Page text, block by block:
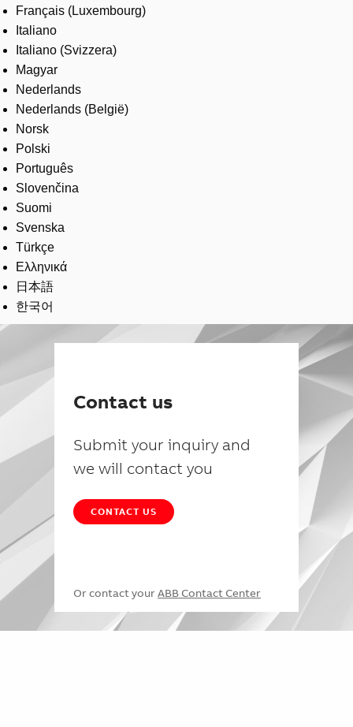
Français (Luxembourg)
Italiano
Italiano (Svizzera)
Magyar
Nederlands
Nederlands (België)
Norsk
Polski
Português
Slovenčina
Suomi
Svenska
Türkçe
Ελληνικά
日本語
한국어
Contact us
Submit your inquiry and
we will contact you
CONTACT US
Or contact your ABB Contact Center